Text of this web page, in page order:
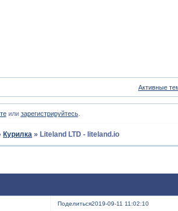
Активные
или зарегистрируйтесь.
Курилка » Liteland LTD - liteland.io
Поделиться2019-09-11 11:02:10